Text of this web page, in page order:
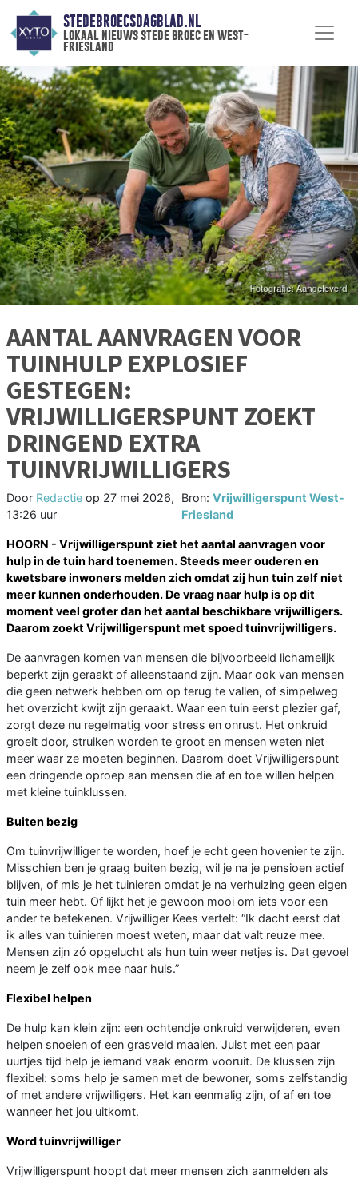
STEDEBROECSDAGBLAD.NL
lokaal nieuws stede broec en west-
friesland
AANTAL AANVRAGEN VOOR
TUINHULP EXPLOSIEF
GESTEGEN:
VRIJWILLIGERSPUNT ZOEKT
DRINGEND EXTRA
TUINVRIJWILLIGERS
Door Redactie op 27 mei 2026,
13:26 uur
Bron:Vrijwilligerspunt West-
Friesland
HOORN - Vrijwilligerspunt ziet het aantal aanvragen voor
hulp in de tuin hard toenemen. Steeds meer ouderen en
kwetsbare inwoners melden zich omdat zij hun tuin zelf niet
meer kunnen onderhouden. De vraag naar hulp is op dit
moment veel groter dan het aantal beschikbare vrijwilligers.
Daarom zoekt Vrijwilligerspunt met spoed tuinvrijwilligers.
De aanvragen komen van mensen die bijvoorbeeld lichamelijk
beperkt zijn geraakt of alleenstaand zijn. Maar ook van mensen
die geen netwerk hebben om op terug te vallen, of simpelweg
het overzicht kwijt zijn geraakt. Waar een tuin eerst plezier gaf,
zorgt deze nu regelmatig voor stress en onrust. Het onkruid
groeit door, struiken worden te groot en mensen weten niet
meer waar ze moeten beginnen. Daarom doet Vrijwilligerspunt
een dringende oproep aan mensen die af en toe willen helpen
met kleine tuinklussen.
Buiten bezig
Om tuinvrijwilliger te worden, hoef je echt geen hovenier te zijn.
Misschien ben je graag buiten bezig, wil je na je pensioen actief
blijven, of mis je het tuinieren omdat je na verhuizing geen eigen
tuin meer hebt. Of lijkt het je gewoon mooi om iets voor een
ander te betekenen. Vrijwilliger Kees vertelt: “Ik dacht eerst dat
ik alles van tuinieren moest weten, maar dat valt reuze mee.
Mensen zijn zó opgelucht als hun tuin weer netjes is. Dat gevoel
neem je zelf ook mee naar huis.”
Flexibel helpen
De hulp kan klein zijn: een ochtendje onkruid verwijderen, even
helpen snoeien of een grasveld maaien. Juist met een paar
uurtjes tijd help je iemand vaak enorm vooruit. De klussen zijn
flexibel: soms help je samen met de bewoner, soms zelfstandig
of met andere vrijwilligers. Het kan eenmalig zijn, of af en toe
wanneer het jou uitkomt.
Word tuinvrijwilliger
Vrijwilligerspunt hoopt dat meer mensen zich aanmelden als